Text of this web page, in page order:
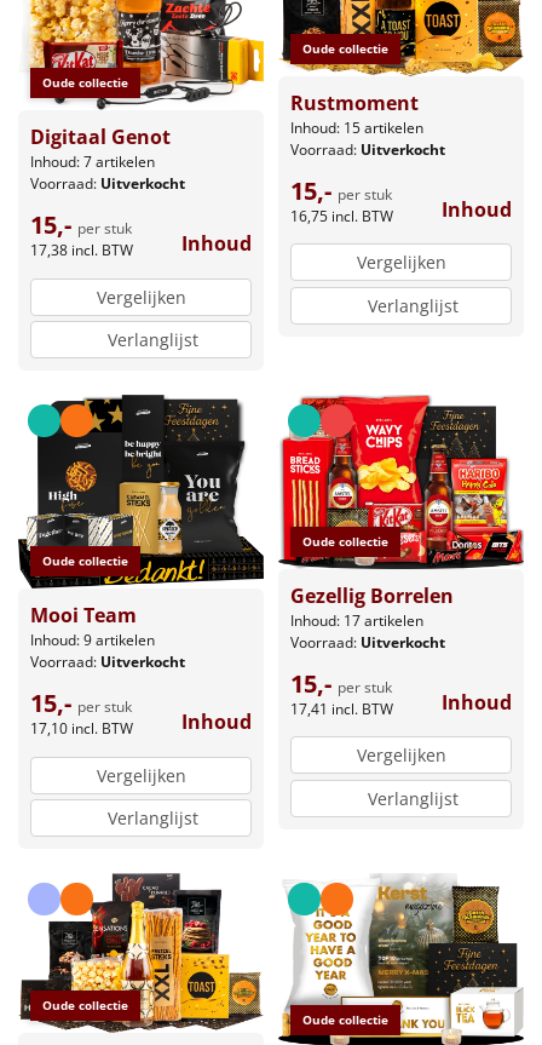
Oude collectie
Digitaal Genot
Inhoud: 7 artikelen
Voorraad: Uitverkocht
15,- per stuk
17,38 incl. BTW Inhoud
Vergelijken
Verlanglijst
Oude collectie
Rustmoment
Inhoud: 15 artikelen
Voorraad: Uitverkocht
15,- per stuk
16,75 incl. BTW Inhoud
Vergelijken
Verlanglijst
Oude collectie
Mooi Team
Inhoud: 9 artikelen
Voorraad: Uitverkocht
15,- per stuk
17,10 incl. BTW Inhoud
Vergelijken
Verlanglijst
Oude collectie
Gezellig Borrelen
Inhoud: 17 artikelen
Voorraad: Uitverkocht
15,- per stuk
17,41 incl. BTW Inhoud
Vergelijken
Verlanglijst
Oude collectie
Oude collectie